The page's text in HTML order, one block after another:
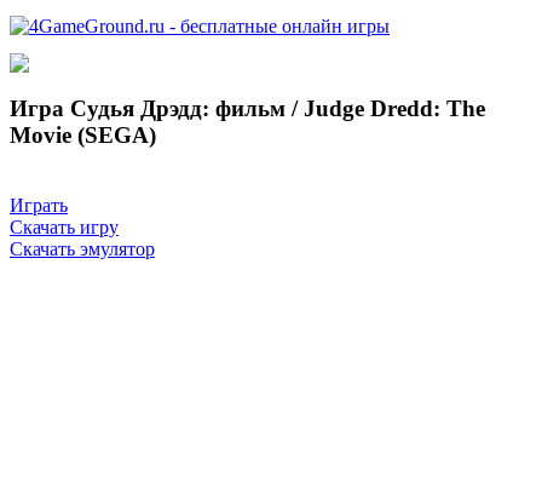
Игра Судья Дрэдд: фильм / Judge Dredd: The
Movie (SEGA)
Играть
Скачать игру
Скачать эмулятор